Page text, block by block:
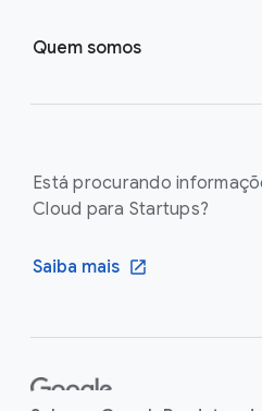
Quem somos
Está procurando
Cloud para Startups?
Saiba mais